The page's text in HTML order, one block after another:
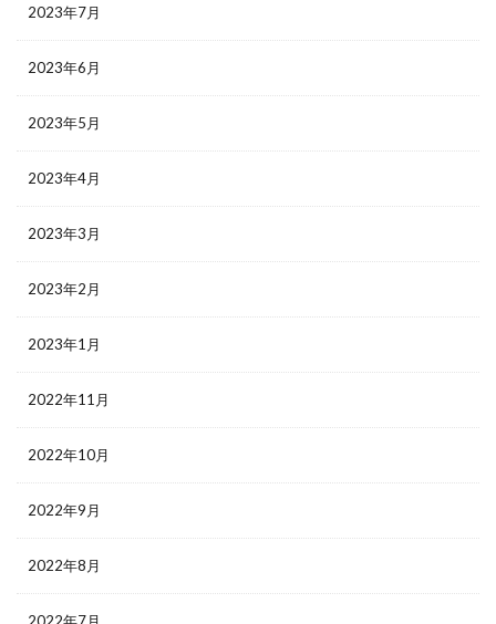
2023年7月
2023年6月
2023年5月
2023年4月
2023年3月
2023年2月
2023年1月
2022年11月
2022年10月
2022年9月
2022年8月
2022年7月